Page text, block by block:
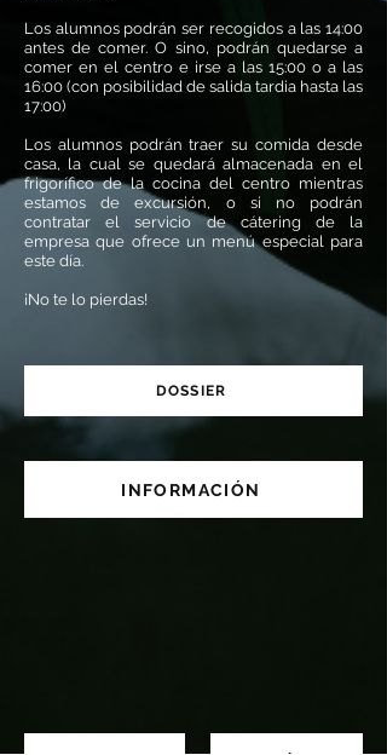
Los alumnos podrán ser recogidos a las 14:00
antes de comer. O sino, podrán quedarse a
comer en el centro e irse a las 15:00 o a las
16:00 (con posibilidad de salida tardia hasta las
17:00)
Los alumnos podrán traer su comida desde
casa, la cual se quedará almacenada en el
frigorífico de la cocina del centro mientras
estamos de excursión, o si no podrán
contratar el servicio de cátering de la
empresa que ofrece un menú especial para
este día.
¡No te lo pierdas!
DOSSIER
INFORMACIÓN